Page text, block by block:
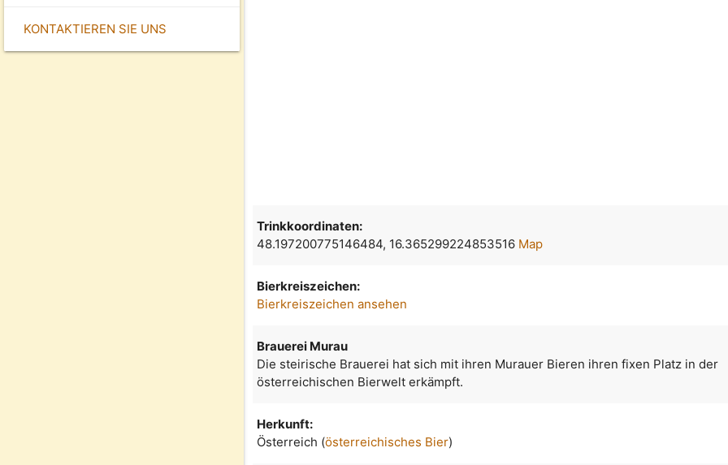
KONTAKTIEREN SIE UNS
Trinkkoordinaten:
48.197200775146484, 16.365299224853516 Map
Bierkreiszeichen:
Bierkreiszeichen ansehen
Brauerei Murau
Die steirische Brauerei hat sich mit ihren Murauer Bieren ihren fixen Platz in der
österreichischen Bierwelt erkämpft.
Herkunft:
Österreich (österreichisches Bier)